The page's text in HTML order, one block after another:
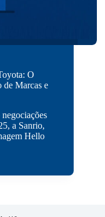
O
de Marcas e
a Sanrio,
Hello